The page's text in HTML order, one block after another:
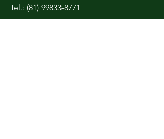
Tel.: (81) 99833-8771